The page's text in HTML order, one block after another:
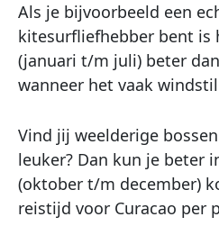
Als je bijvoorbeeld een
kitesurfliefhebber bent is
(januari t/m juli) beter
wanneer het vaak
Vind jij weelderige
leuker? Dan kun je beter
(oktober t/m december)
reistijd voor Curacao per